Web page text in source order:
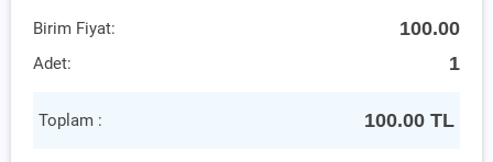
Birim Fiyat: 100.00
Adet: 1
Toplam : 100.00 TL